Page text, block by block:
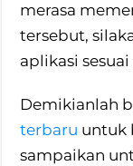
merasa
tersebut,
aplikasi
Demikianlah
terbaru untuk
sampaikan